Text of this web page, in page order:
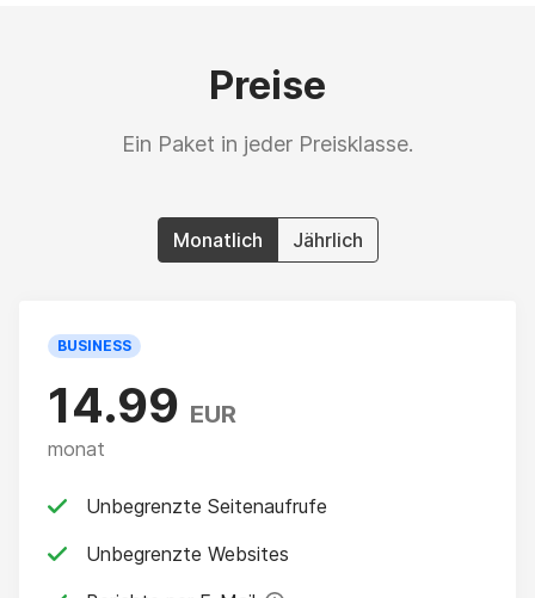
Preise
Ein Paket in jeder Preisklasse.
Monatlich Jährlich
BUSINESS
14.99 EUR
monat
Unbegrenzte Seitenaufrufe
Unbegrenzte Websites